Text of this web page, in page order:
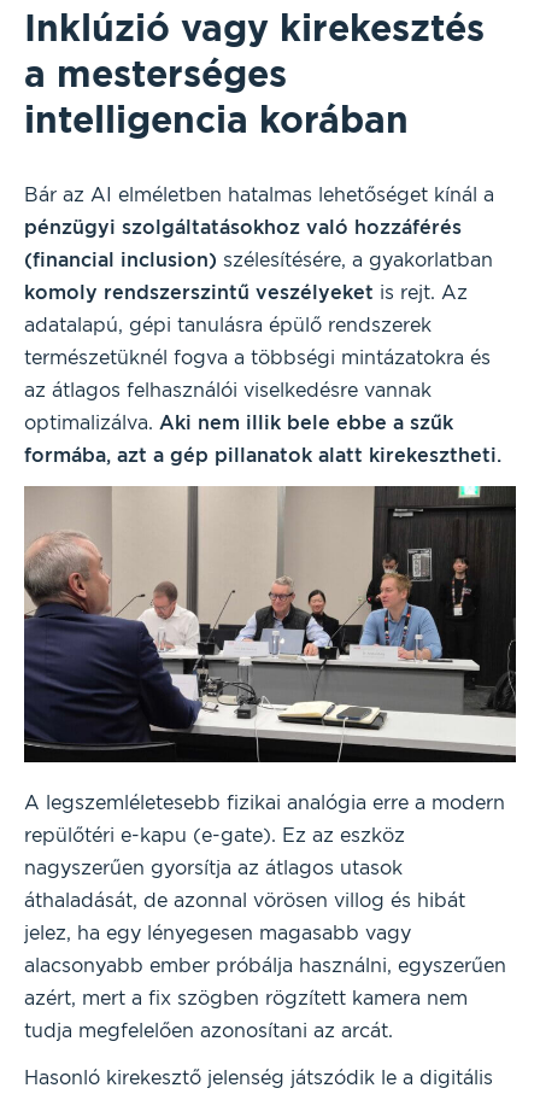
Inklúzió vagy kirekesztés
a mesterséges
intelligencia korában
Bár az AI elméletben hatalmas lehetőséget kínál a
pénzügyi szolgáltatásokhoz való hozzáférés
(financial inclusion) szélesítésére, a gyakorlatban
komoly rendszerszintű veszélyeket is rejt. Az
adatalapú, gépi tanulásra épülő rendszerek
természetüknél fogva a többségi mintázatokra és
az átlagos felhasználói viselkedésre vannak
optimalizálva. Aki nem illik bele ebbe a szűk
formába, azt a gép pillanatok alatt kirekesztheti.
A legszemléletesebb fizikai analógia erre a modern
repülőtéri e-kapu (e-gate). Ez az eszköz
nagyszerűen gyorsítja az átlagos utasok
áthaladását, de azonnal vörösen villog és hibát
jelez, ha egy lényegesen magasabb vagy
alacsonyabb ember próbálja használni, egyszerűen
azért, mert a fix szögben rögzített kamera nem
tudja megfelelően azonosítani az arcát.
Hasonló kirekesztő jelenség játszódik le a digitális